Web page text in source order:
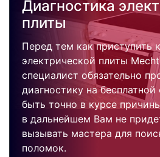
Диагностика
плиты
Перед тем как приступить
электрической плиты
специалист обязательно
диагностику на
быть точно в курсе
в дальнейшем Вам не
вызывать мастера для
поломок.